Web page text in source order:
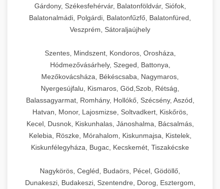
Gárdony, Székesfehérvár, Balatonföldvár, Siófok,
Balatonalmádi, Polgárdi, Balatonfűzfő, Balatonfüred,
Veszprém, Sátoraljaújhely
Szentes, Mindszent, Kondoros, Orosháza,
Hódmezővásárhely, Szeged, Battonya,
Mezőkovácsháza, Békéscsaba, Nagymaros,
Nyergesújfalu, Kismaros, Göd,Szob, Rétság,
Balassagyarmat, Romhány, Hollókő, Szécsény, Aszód,
Hatvan, Monor, Lajosmizse, Soltvadkert, Kiskőrös,
Kecel, Dusnok, Kiskunhalas, Jánoshalma, Bácsalmás,
Kelebia, Röszke, Mórahalom, Kiskunmajsa, Kistelek,
Kiskunfélegyháza, Bugac, Kecskemét, Tiszakécske
Nagykörös, Cegléd, Budaörs, Pécel, Gödöllő,
Dunakeszi, Budakeszi, Szentendre, Dorog, Esztergom,